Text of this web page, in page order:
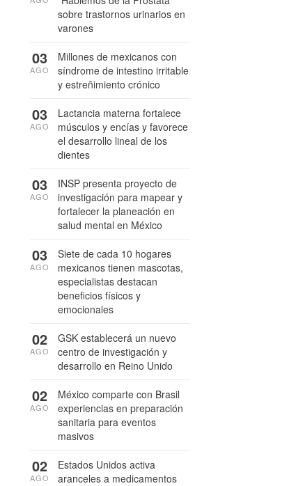
sobre trastornos urinarios en
varones
Millones de mexicanos con
síndrome de intestino irritable
y estreñimiento crónico
03
AGO
Lactancia materna fortalece
músculos y encías y favorece
el desarrollo lineal de los
dientes
03
AGO
INSP presenta proyecto de
investigación para mapear y
fortalecer la planeación en
salud mental en México
03
AGO
Siete de cada 10 hogares
mexicanos tienen mascotas,
especialistas destacan
beneficios físicos y
emocionales
03
AGO
GSK establecerá un nuevo
centro de investigación y
desarrollo en Reino Unido
02
AGO
México comparte con Brasil
experiencias en preparación
sanitaria para eventos
masivos
02
AGO
Estados Unidos activa
aranceles a medicamentos
02
AGO